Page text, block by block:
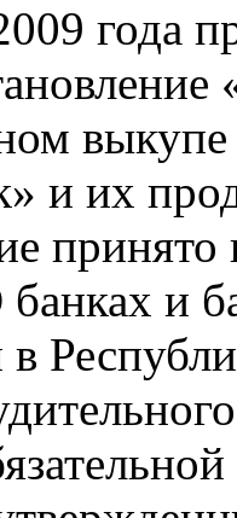
года
и их
принято
и
в